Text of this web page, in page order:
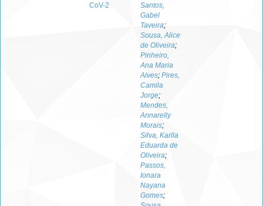
CoV-2
Santos,
Gabel
Taveira;
Sousa, Alice
de Oliveira;
Pinheiro,
Ana Maria
Alves; Pires,
Camila
Jorge;
Mendes,
Annarelly
Morais;
Silva, Karlla
Eduarda de
Oliveira;
Passos,
Ionara
Nayana
Gomes;